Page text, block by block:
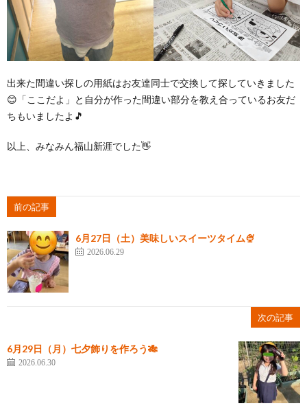
出来た間違い探しの用紙はお友達同士で交換して探していきました
😊「ここだよ」と自分が作った間違い部分を教え合っているお友だ
ちもいましたよ🎵
以上、みなみん福山新涯でした👋
前の記事
6月27日（土）美味しいスイーツタイム🍨
2026.06.29
次の記事
6月29日（月）七夕飾りを作ろう🎋
2026.06.30